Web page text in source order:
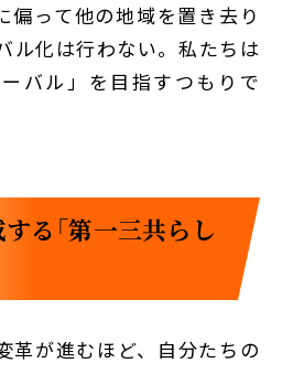
偏って他の地域を置き去り
ル化は行わない。私たちは
ーバル」を目指すつもりで
る「第一三共らし
革が進むほど、自分たちの